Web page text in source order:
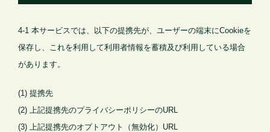
4-1 本サービスでは、以下の提携先が、ユーザーの端末にCookieを
保存し、これを利用して利用者情報を蓄積及び利用している場合
があります。
(1) 提携先
(2) 上記提携先のプライバシーポリシーのURL
(3) 上記提携先のオプトアウト（無効化）URL